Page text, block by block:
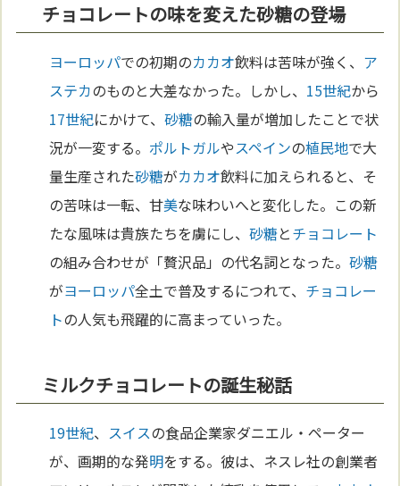
チョコレートの味を変えた砂糖の登場
ヨーロッパでの初期のカカオ飲料は苦味が強く、 ア
ステカのものと大差なかった。しかし、 15世紀から
17世紀にかけて、砂糖の輸入量が増加したことで状
況が一変する。 ポルトガルやスペインの植民地で大
量生産された砂糖がカカオ飲料に加えられると、そ
の苦味は一転、甘美な味わいへと変化した。この新
たな風味は貴族たちを虜にし、砂糖とチョコレート
の組み合わせが「贅沢品」の代名詞となった。砂糖
がヨーロッパ全土で普及するにつれて、 チョコレー
トの人気も飛躍的に高まっていった。
ミルクチョコレートの誕生秘話
19世紀、 スイスの食品企業家ダニエル・ペーター
が、画期的な発明をする。彼は、ネスレ社の創業者